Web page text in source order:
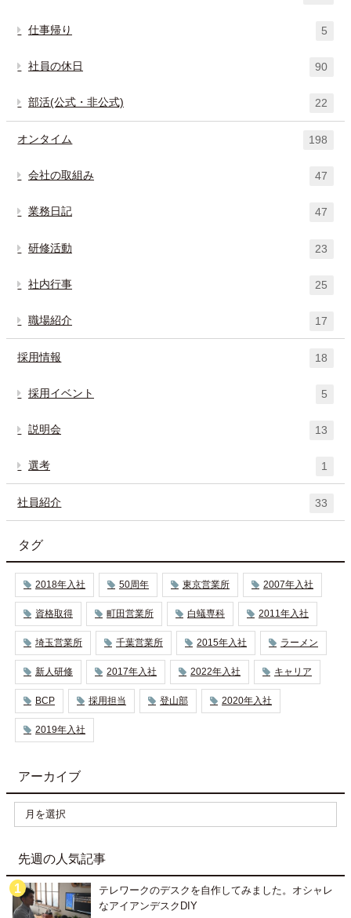
仕事帰り 5
社員の休日 90
部活(公式・非公式) 22
オンタイム 198
会社の取組み 47
業務日記 47
研修活動 23
社内行事 25
職場紹介 17
採用情報 18
採用イベント 5
説明会 13
選考 1
社員紹介 33
タグ
2018年入社 50周年 東京営業所 2007年入社
資格取得 町田営業所 白蟻専科 2011年入社
埼玉営業所 千葉営業所 2015年入社 ラーメン
新人研修 2017年入社 2022年入社 キャリア
BCP 採用担当 登山部 2020年入社
2019年入社
アーカイブ
先週の人気記事
テレワークのデスクを自作してみました。オシャレ
なアイアンデスクDIY